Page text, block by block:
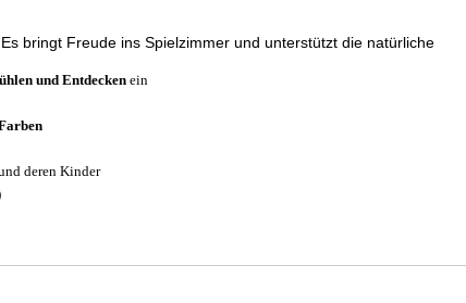
bringt Freude ins Spielzimmer und unterstützt die natürliche
und Entdecken ein
deren Kinder